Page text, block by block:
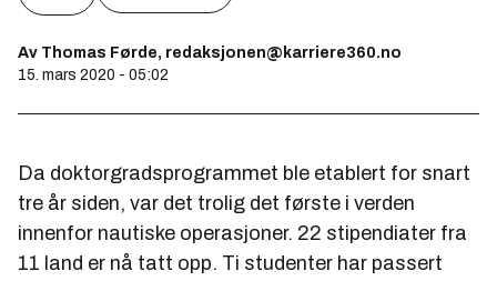
Av Thomas Førde, redaksjonen@karriere360.no
15. mars 2020 - 05:02
Da doktorgradsprogrammet ble etablert for snart
tre år siden, var det trolig det første i verden
innenfor nautiske operasjoner. 22 stipendiater fra
11 land er nå tatt opp. Ti studenter har passert